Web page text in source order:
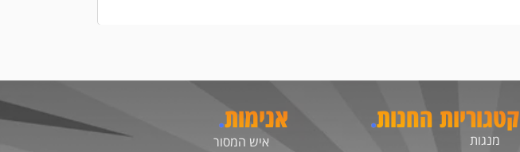
קטגוריות החנות.
מנגות
אנימות.
איש המסור